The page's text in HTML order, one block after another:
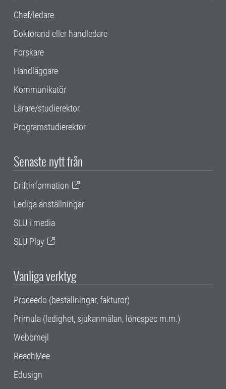
Chef/ledare
Doktorand eller handledare
Forskare
Handläggare
Kommunikatör
Lärare/studierektor
Programstudierektor
Senaste nytt från
Driftinformation
Lediga anställningar
SLU i media
SLU Play
Vanliga verktyg
Proceedo (beställningar, fakturor)
Primula (ledighet, sjukanmälan, lönespec m.m.)
Webbmejl
ReachMee
Edusign